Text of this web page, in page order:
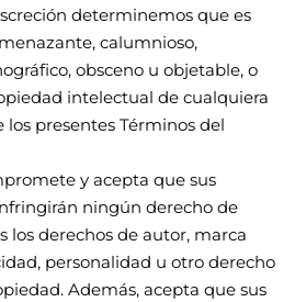
determinemos que es
calumnioso,
obsceno u objetable, o
intelectual de cualquiera
los presentes Términos del
y acepta que sus
ningún derecho de
los derechos de autor, marca
personalidad u otro derecho
Además, acepta que sus